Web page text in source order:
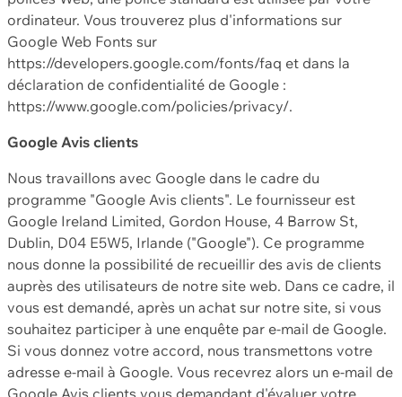
ordinateur. Vous trouverez plus d'informations sur
Google Web Fonts sur
https://developers.google.com/fonts/faq et dans la
déclaration de confidentialité de Google :
https://www.google.com/policies/privacy/.
Google Avis clients
Nous travaillons avec Google dans le cadre du
programme "Google Avis clients". Le fournisseur est
Google Ireland Limited, Gordon House, 4 Barrow St,
Dublin, D04 E5W5, Irlande ("Google"). Ce programme
nous donne la possibilité de recueillir des avis de clients
auprès des utilisateurs de notre site web. Dans ce cadre, il
vous est demandé, après un achat sur notre site, si vous
souhaitez participer à une enquête par e-mail de Google.
Si vous donnez votre accord, nous transmettons votre
adresse e-mail à Google. Vous recevrez alors un e-mail de